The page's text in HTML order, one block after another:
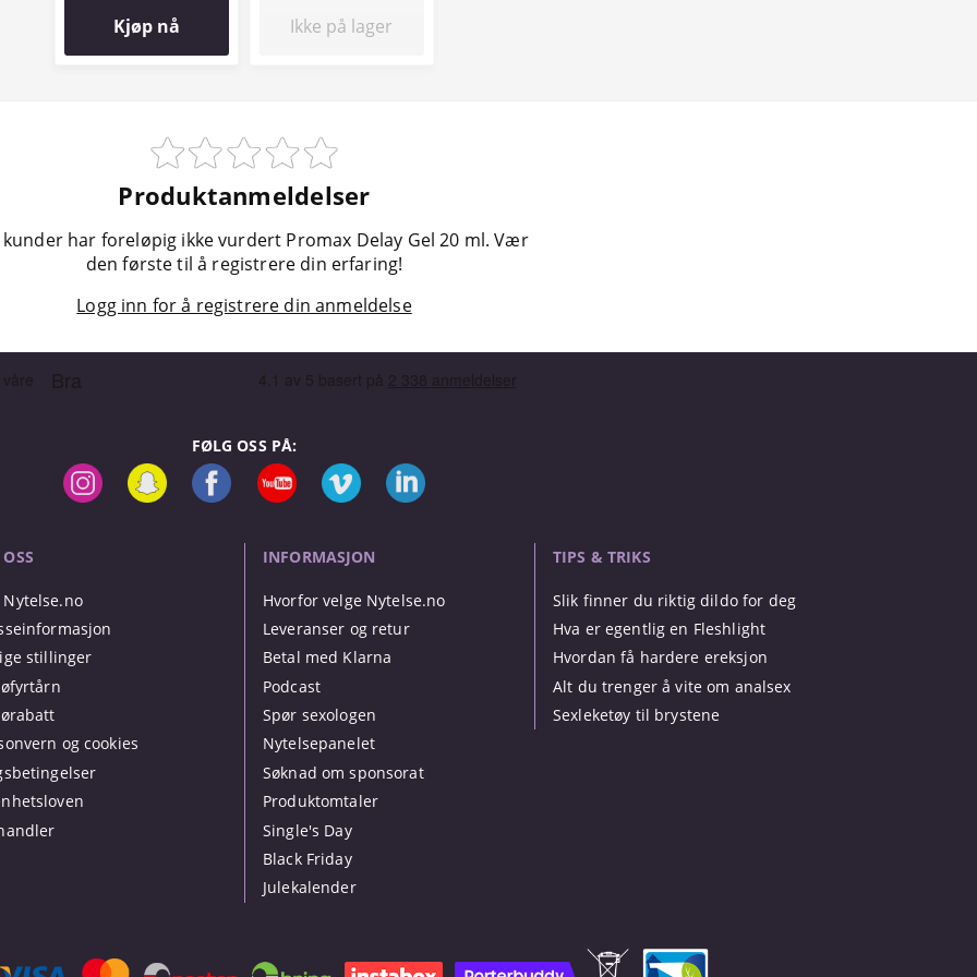
Kjøp nå Ikke på lager
Produktanmeldelser
kunder har foreløpig ikke vurdert Promax Delay Gel 20 ml. Vær
den første til å registrere din erfaring!
Logg inn for å registrere din anmeldelse
FØLG OSS PÅ:
Nytelse.no
stillinger
og cookies
INFORMASJON
Hvorfor velge Nytelse.no
Leveranser og retur
Betal med Klarna
Podcast
Spør sexologen
Nytelsepanelet
Søknad om sponsorat
Produktomtaler
Single's Day
Black Friday
Julekalender
TIPS & TRIKS
Slik finner du riktig dildo for deg
Hva er egentlig en Fleshlight
Hvordan få hardere ereksjon
Alt du trenger å vite om analsex
Sexleketøy til brystene